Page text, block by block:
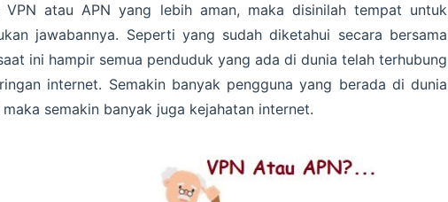
VPN atau APN yang lebih aman, maka disinilah tempat untuk
jawabannya. Seperti yang sudah diketahui secara bersama
ini hampir semua penduduk yang ada di dunia telah terhubung
internet. Semakin banyak pengguna yang berada di dunia
semakin banyak juga kejahatan internet.